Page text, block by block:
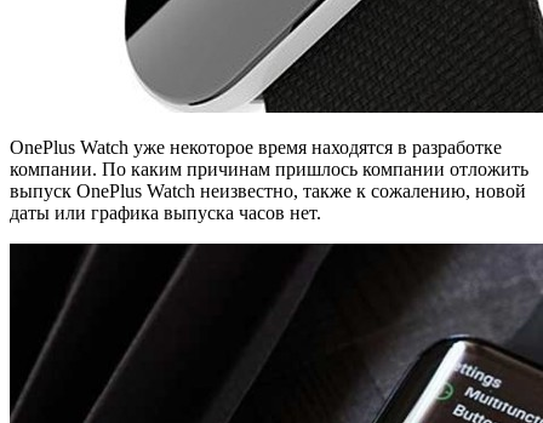
OnePlus Watch уже некоторое время находятся в разработке
компании. По каким причинам пришлось компании отложить
выпуск OnePlus Watch неизвестно, также к сожалению, новой
даты или графика выпуска часов нет.